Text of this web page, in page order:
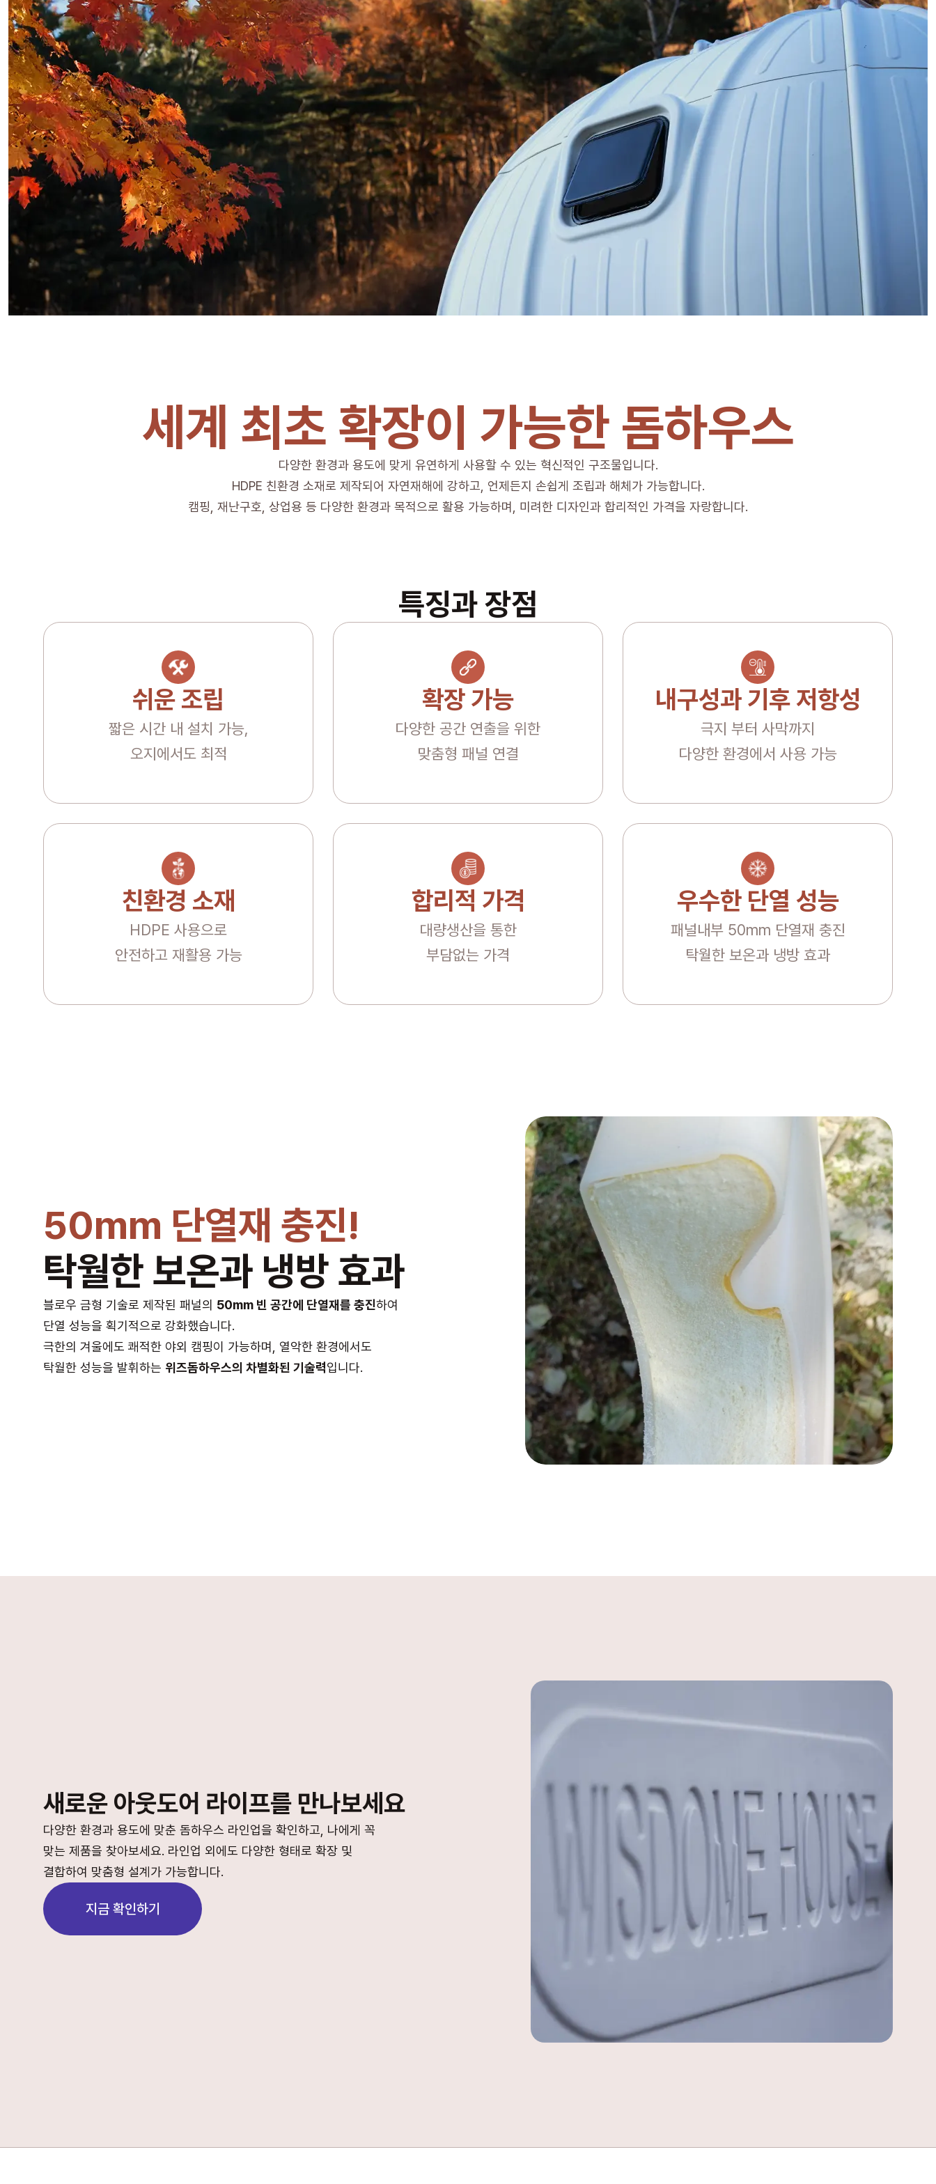
세계 최초 확장이 가능한 돔하우스
다양한 환경과 용도에 맞게 유연하게 사용할 수 있는 혁신적인 구조물입니다.
HDPE 친환경 소재로 제작되어 자연재해에 강하고, 언제든지 손쉽게 조립과 해체가 가능합니다.
캠핑, 재난구호, 상업용 등 다양한 환경과 목적으로 활용 가능하며, 미려한 디자인과 합리적인 가격을 자랑합니다.
특징과 장점
쉬운 조립
짧은 시간 내 설치 가능,
오지에서도 최적
확장 가능
다양한 공간 연출을 위한
맞춤형 패널 연결
내구성과 기후 저항성
극지 부터 사막까지
다양한 환경에서 사용 가능
친환경 소재
HDPE 사용으로
안전하고 재활용 가능
합리적 가격
대량생산을 통한
부담없는 가격
우수한 단열 성능
패널내부 50mm 단열재 충진
탁월한 보온과 냉방 효과
50mm 단열재 충진!
탁월한 보온과 냉방 효과
블로우 금형 기술로 제작된 패널의 50mm 빈 공간에 단열재를 충진하여
단열 성능을 획기적으로 강화했습니다.
극한의 겨울에도 쾌적한 야외 캠핑이 가능하며, 열악한 환경에서도
탁월한 성능을 발휘하는 위즈돔하우스의 차별화된 기술력입니다.
새로운 아웃도어 라이프를 만나보세요
다양한 환경과 용도에 맞춘 돔하우스 라인업을 확인하고, 나에게 꼭
맞는 제품을 찾아보세요. 라인업 외에도 다양한 형태로 확장 및
결합하여 맞춤형 설계가 가능합니다.
지금 확인하기